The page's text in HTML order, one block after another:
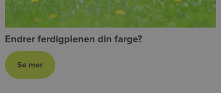
Endrer ferdigplenen din farge?